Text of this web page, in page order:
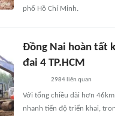
phố Hồ Chí Minh.
Đồng Nai hoàn tất
đai 4 TP.HCM
2984liên quan
Với tổng chiều dài hơn
nhanh tiến độ triển khai,